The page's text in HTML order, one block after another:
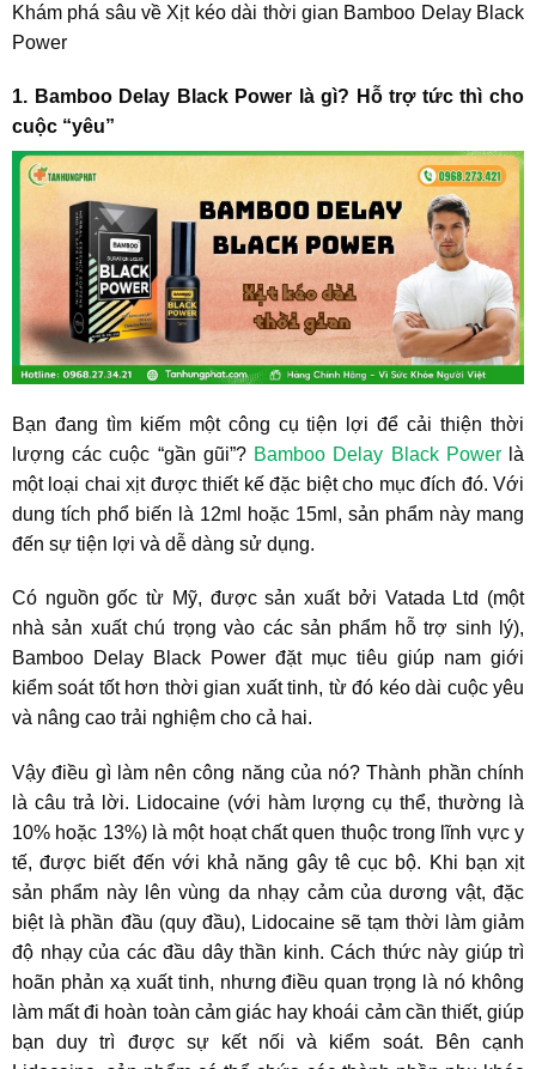
Khám phá sâu về Xịt kéo dài thời gian Bamboo Delay Black
Power
1. Bamboo Delay Black Power là gì? Hỗ trợ tức thì cho
cuộc “yêu”
Bạn đang tìm kiếm một công cụ tiện lợi để cải thiện thời
lượng các cuộc “gần gũi”? Bamboo Delay Black Powerlà
một loại chai xịt được thiết kế đặc biệt cho mục đích đó. Với
dung tích phổ biến là 12ml hoặc 15ml , sản phẩm này mang
đến sự tiện lợi và dễ dàng sử dụng.
Có nguồn gốc từ Mỹ, được sản xuất bởi Vatada Ltd (một
nhà sản xuất chú trọng vào các sản phẩm hỗ trợ sinh lý),
Bamboo Delay Black Power đặt mục tiêu giúp nam giới
kiểm soát tốt hơn thời gian xuất tinh, từ đó kéo dài cuộc yêu
và nâng cao trải nghiệm cho cả hai.
Vậy điều gì làm nên công năng của nó? Thành phần chính
là câu trả lời. Lidocaine (với hàm lượng cụ thể, thường là
10% hoặc 13%) là một hoạt chất quen thuộc trong lĩnh vực y
tế, được biết đến với khả năng gây tê cục bộ. Khi bạn xịt
sản phẩm này lên vùng da nhạy cảm của dương vật, đặc
biệt là phần đầu (quy đầu), Lidocaine sẽ tạm thời làm giảm
độ nhạy của các đầu dây thần kinh. Cách thức này giúp trì
hoãn phản xạ xuất tinh, nhưng điều quan trọng là nó không
làm mất đi hoàn toàn cảm giác hay khoái cảm cần thiết, giúp
bạn duy trì được sự kết nối và kiểm soát. Bên cạnh